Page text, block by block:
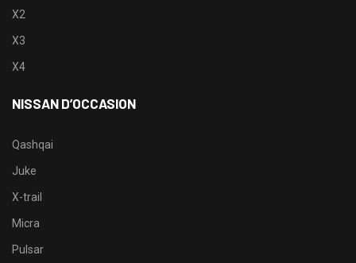
X2
X3
X4
NISSAN D’OCCASION
Qashqai
Juke
X-trail
Micra
Pulsar